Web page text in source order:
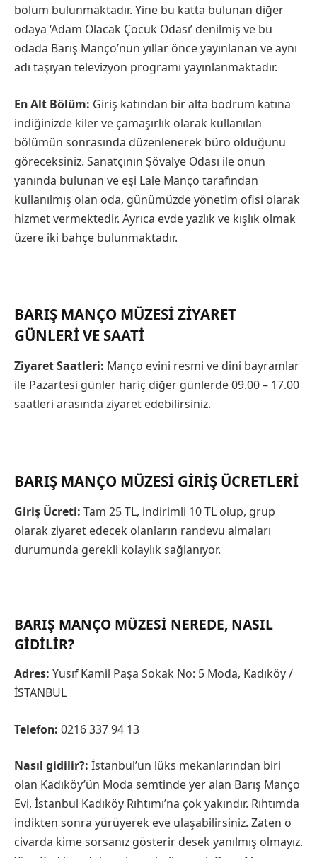
bölüm bulunmaktadır. Yine bu katta bulunan diğer
odaya ‘Adam Olacak Çocuk Odası’ denilmiş ve bu
odada Barış Manço’nun yıllar önce yayınlanan ve aynı
adı taşıyan televizyon programı yayınlanmaktadır.
En Alt Bölüm: Giriş katından bir alta bodrum katına
indiğinizde kiler ve çamaşırlık olarak kullanılan
bölümün sonrasında düzenlenerek büro olduğunu
göreceksiniz. Sanatçının Şövalye Odası ile onun
yanında bulunan ve eşi Lale Manço tarafından
kullanılmış olan oda, günümüzde yönetim ofisi olarak
hizmet vermektedir. Ayrıca evde yazlık ve kışlık olmak
üzere iki bahçe bulunmaktadır.
BARIŞ MANÇO MÜZESI ZIYARET
GÜNLERI VE SAATI
Ziyaret Saatleri: Manço evini resmi ve dini bayramlar
ile Pazartesi günler hariç diğer günlerde 09.00 – 17.00
saatleri arasında ziyaret edebilirsiniz.
BARIŞ MANÇO MÜZESI GIRIŞ ÜCRETLERI
Giriş Ücreti: Tam 25 TL, indirimli 10 TL olup, grup
olarak ziyaret edecek olanların randevu almaları
durumunda gerekli kolaylık sağlanıyor.
BARIŞ MANÇO MÜZESI NEREDE, NASIL
GIDILIR?
Adres: Yusıf Kamil Paşa Sokak No: 5 Moda, Kadıköy /
İSTANBUL
Telefon: 0216 337 94 13
Nasıl gidilir?: İstanbul’un lüks mekanlarından biri
olan Kadıköy’ün Moda semtinde yer alan Barış Manço
Evi, İstanbul Kadıköy Rıhtımı’na çok yakındır. Rıhtımda
indikten sonra yürüyerek eve ulaşabilirsiniz. Zaten o
civarda kime sorsanız gösterir desek yanılmış olmayız.